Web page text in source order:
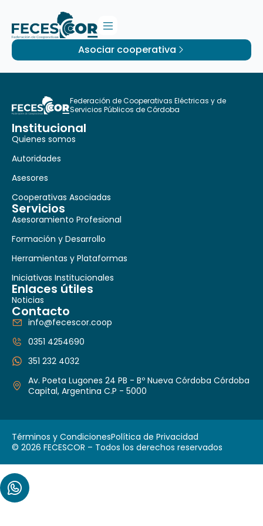
Asociar cooperativa
Federación de Cooperativas Eléctricas y de
Servicios Públicos de Córdoba
Institucional
Quienes somos
Autoridades
Asesores
Cooperativas Asociadas
Servicios
Asesoramiento Profesional
Formación y Desarrollo
Herramientas y Plataformas
Iniciativas Institucionales
Enlaces útiles
Noticias
Contacto
info@fecescor.coop
0351 4254690
351 232 4032
Av. Poeta Lugones 24 PB - Bº Nueva Córdoba Córdoba
Capital, Argentina C.P - 5000
© 2026 FECESCOR – Todos los derechos reservados
Términos y CondicionesPolítica de Privacidad